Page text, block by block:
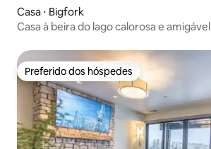
Casa ⋅ Bigfork
Casa à beira do lago calorosa e amigável
Preferido dos hóspedes
Preferido dos hóspedes